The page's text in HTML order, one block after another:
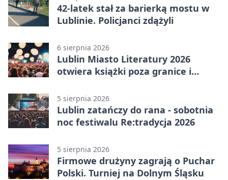
42-latek stał za barierką mostu w
Lublinie. Policjanci zdążyli
6 sierpnia 2026
Lublin Miasto Literatury 2026
otwiera książki poza granice i
5 sierpnia 2026
Lublin zatańczy do rana - sobotnia
noc festiwalu Re:tradycja 2026
5 sierpnia 2026
Firmowe drużyny zagrają o Puchar
Polski. Turniej na Dolnym Śląsku